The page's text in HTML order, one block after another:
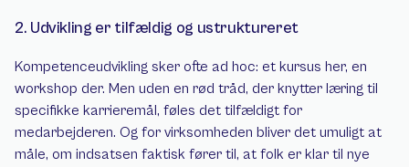
2. Udvikling er tilfældig og ustruktureret
Kompetenceudvikling sker ofte ad hoc: et kursus her, en
workshop der. Men uden en rød tråd, der knytter læring til
specifikke karrieremål, føles det tilfældigt for
medarbejderen. Og for virksomheden bliver det umuligt at
måle, om indsatsen faktisk fører til, at folk er klar til nye